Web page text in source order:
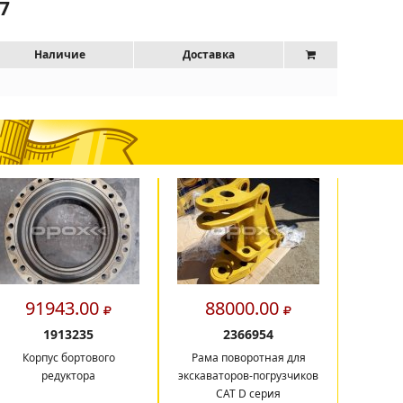
Наличие
Доставка
91943.00
1913235
Корпус бортового
редуктора
88000.00
2366954
Рама поворотная для
экскаваторов-погрузчиков
CAT D серия